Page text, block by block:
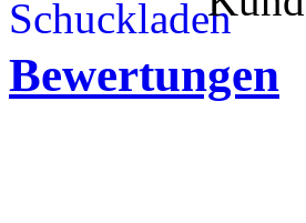
Bewertungen